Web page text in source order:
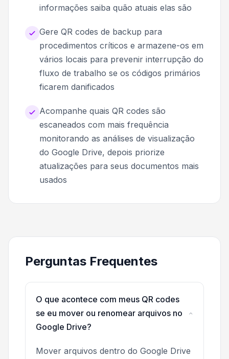
informações saiba quão atuais elas são
Gere QR codes de backup para
procedimentos críticos e armazene-os em
vários locais para prevenir interrupção do
fluxo de trabalho se os códigos primários
ficarem danificados
Acompanhe quais QR codes são
escaneados com mais frequência
monitorando as análises de visualização
do Google Drive, depois priorize
atualizações para seus documentos mais
usados
Perguntas Frequentes
O que acontece com meus QR codes
se eu mover ou renomear arquivos no
Google Drive?
Mover arquivos dentro do Google Drive